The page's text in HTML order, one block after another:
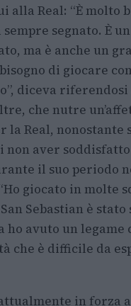
alla Real: “È molto
segnato. È
ma è anche un
di giocare
diceva riferendosi
che nutre
la Real, nonostante
non aver
il suo periodo
giocato in molte
Sebastian è stato
ho avuto un legame
che è difficile da
in forza